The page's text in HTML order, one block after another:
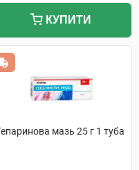
КУПИТИ
мазь 25 г 1 туба